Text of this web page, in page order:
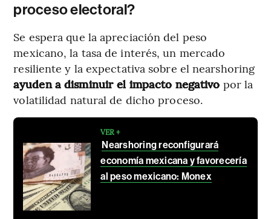
proceso electoral?
Se espera que la apreciación del peso
mexicano, la tasa de interés, un mercado
resiliente y la expectativa sobre el nearshoring
ayuden a disminuir el impacto negativo por la
volatilidad natural de dicho proceso.
VER +
Nearshoring reconfigurará
economía mexicana y favorecería
al peso mexicano: Monex